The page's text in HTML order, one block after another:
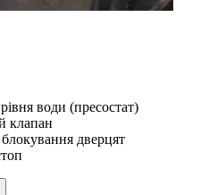
води (пресостат)
клапан
дверцят